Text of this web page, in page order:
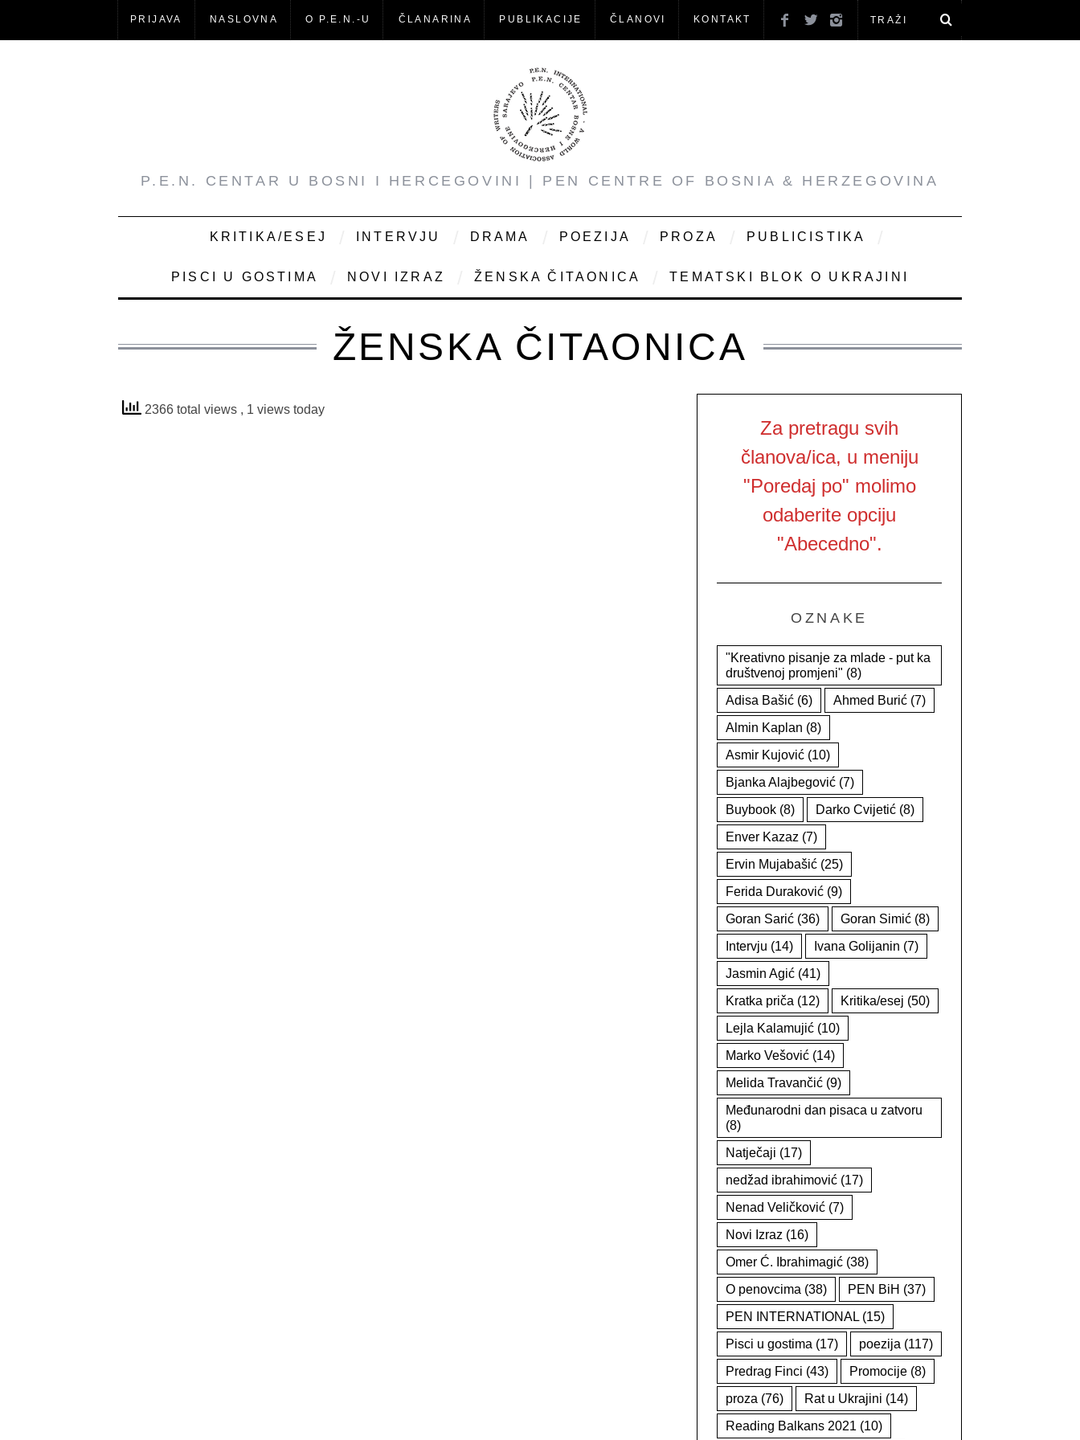
PRIJAVA NASLOVNA O P.E.N.-U ČLANARINA PUBLIKACIJE ČLANOVI KONTAKT
P.E.N. CENTAR U BOSNI I HERCEGOVINI | PEN CENTRE OF BOSNIA & HERZEGOVINA
KRITIKA/ESEJ INTERVJU DRAMA POEZIJA PROZA PUBLICISTIKA
PISCI U GOSTIMA NOVI IZRAZ ŽENSKA ČITAONICA TEMATSKI BLOK O UKRAJINI
ŽENSKA ČITAONICA
2366 total views , 1 views today
Za pretragu svih
članova/ica, u meniju
"Poredaj po" molimo
odaberite opciju
"Abecedno".
OZNAKE
"Kreativno pisanje za mlade - put ka
društvenoj promjeni" (8)
Adisa Bašić (6) Ahmed Burić (7)
Almin Kaplan (8)
Asmir Kujović (10)
Bjanka Alajbegović (7)
Buybook (8) Darko Cvijetić (8)
Enver Kazaz (7)
Ervin Mujabašić (25)
Ferida Duraković (9)
Goran Sarić (36) Goran Simić (8)
Intervju (14) Ivana Golijanin (7)
Jasmin Agić (41)
Kratka priča (12) Kritika/esej (50)
Lejla Kalamujić (10)
Marko Vešović (14)
Melida Travančić (9)
Međunarodni dan pisaca u zatvoru
(8)
Natječaji (17)
nedžad ibrahimović (17)
Nenad Veličković (7)
Novi Izraz (16)
Omer Ć. Ibrahimagić (38)
O penovcima (38) PEN BiH (37)
PEN INTERNATIONAL (15)
Pisci u gostima (17) poezija (117)
Predrag Finci (43) Promocije (8)
proza (76) Rat u Ukrajini (14)
Reading Balkans 2021 (10)